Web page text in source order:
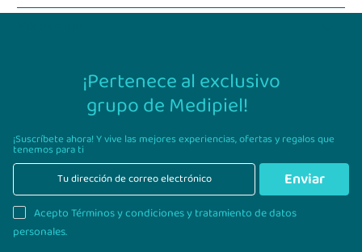
¡Pertenece al exclusivo
grupo de Medipiel!
¡Suscríbete ahora! Y vive las mejores experiencias,ofertas y regalos que
tenemos para ti
Enviar
Acepto Términos y condiciones y tratamiento de datos
personales.